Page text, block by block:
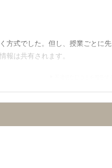
理由として。知識がとても深い講
方式でした。但し、授業ごとに先
報は共有されます。
思います。
談できましたし、メンタル的なサ